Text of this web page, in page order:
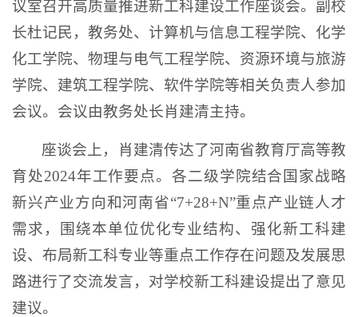
议室召开高质量推进新工科建设工作座谈会。副校
长杜记民，教务处、计算机与信息工程学院、化学
化工学院、物理与电气工程学院、资源环境与旅游
学院、建筑工程学院、软件学院等相关负责人参加
会议。会议由教务处长肖建清主持。
座谈会上，肖建清传达了河南省教育厅高等教
育处2024年工作要点。各二级学院结合国家战略
新兴产业方向和河南省“7+28+N”重点产业链人才
需求，围绕本单位优化专业结构、强化新工科建
设、布局新工科专业等重点工作存在问题及发展思
路进行了交流发言，对学校新工科建设提出了意见
建议。